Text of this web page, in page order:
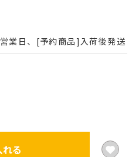
業日、[予約商品]入荷後発送
る